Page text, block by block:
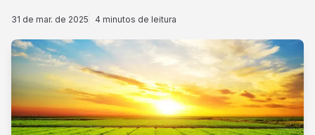
31 de mar. de 2025 4 minutos de leitura